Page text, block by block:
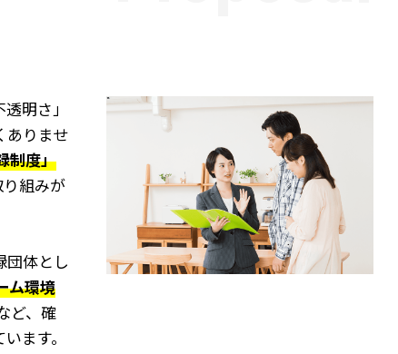
明さ」
ありませ
制度」
組みが
団体とし
ム環境
ど、確
ます。